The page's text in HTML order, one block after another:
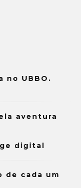
no UBBO.
aventura
digital
de cada um